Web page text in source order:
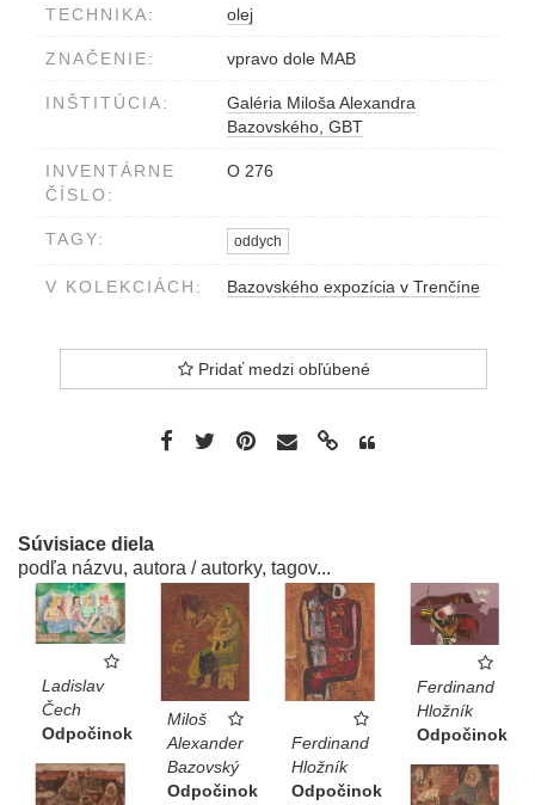
TECHNIKA: olej
ZNAČENIE: vpravo dole MAB
INŠTITÚCIA:
Galéria Miloša Alexandra
Bazovského, GBT
INVENTÁRNE
ČÍSLO:
O 276
TAGY: oddych
V KOLEKCIÁCH: Bazovského expozícia v Trenčíne
Pridať medzi obľúbené
Súvisiace diela
podľa názvu, autora / autorky, tagov...
Ladislav
Čech
Odpočinok
Miloš
Alexander
Bazovský
Odpočinok
Ferdinand
Hložník
Odpočinok
Ferdinand
Hložník
Odpočinok